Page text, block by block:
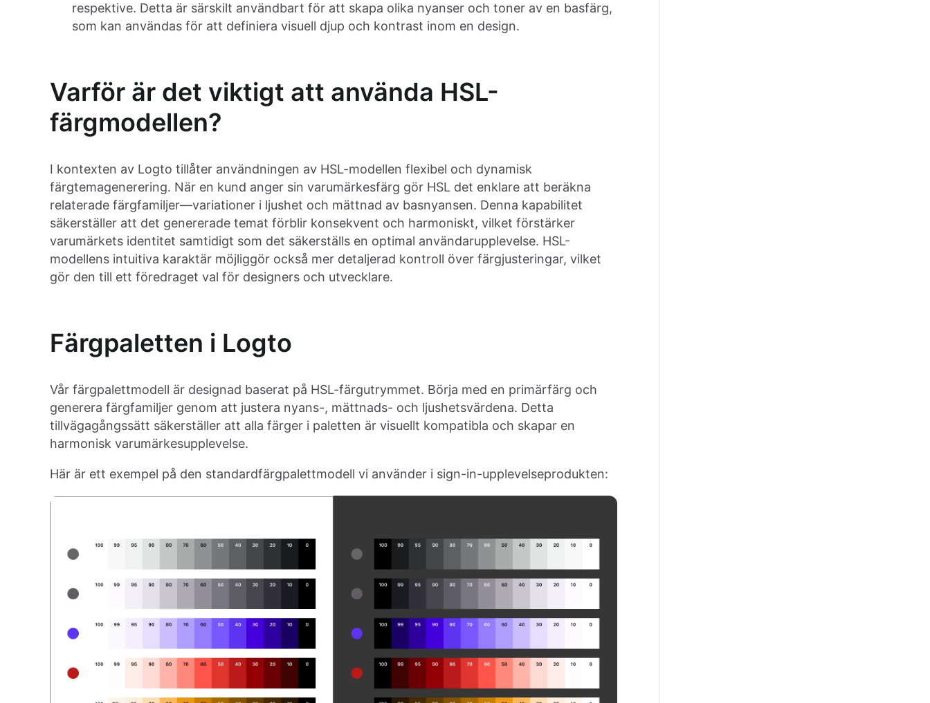
respektive. Detta är särskilt användbart för att skapa olika nyanser och toner av en basfärg,
som kan användas för att definiera visuell djup och kontrast inom en design.
Varför är det viktigt att använda HSL-
färgmodellen?
I kontexten av Logto tillåter användningen av HSL-modellen flexibel och dynamisk
färgtemagenerering. När en kund anger sin varumärkesfärg gör HSL det enklare att beräkna
relaterade färgfamiljer—variationer i ljushet och mättnad av basnyansen. Denna kapabilitet
säkerställer att det genererade temat förblir konsekvent och harmoniskt, vilket förstärker
varumärkets identitet samtidigt som det säkerställs en optimal användarupplevelse. HSL-
modellens intuitiva karaktär möjliggör också mer detaljerad kontroll över färgjusteringar, vilket
gör den till ett föredraget val för designers och utvecklare.
Färgpaletten i Logto
Vår färgpalettmodell är designad baserat på HSL-färgutrymmet. Börja med en primärfärg och
generera färgfamiljer genom att justera nyans-, mättnads- och ljushetsvärdena. Detta
tillvägagångssätt säkerställer att alla färger i paletten är visuellt kompatibla och skapar en
harmonisk varumärkesupplevelse.
Här är ett exempel på den standardfärgpalettmodell vi använder i sign-in-upplevelseprodukten: